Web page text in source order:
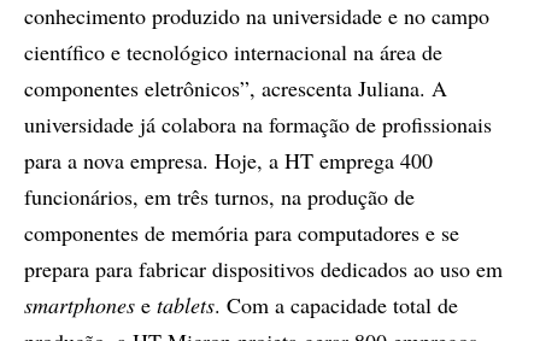
conhecimento produzido na universidade e no campo
científico e tecnológico internacional na área de
componentes eletrônicos”, acrescenta Juliana. A
universidade já colabora na formação de profissionais
para a nova empresa. Hoje, a HT emprega 400
funcionários, em três turnos, na produção de
componentes de memória para computadores e se
prepara para fabricar dispositivos dedicados ao uso em
smartphones e tablets. Com a capacidade total de